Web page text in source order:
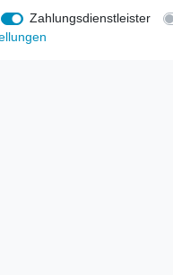
Über uns
Zahlungsdienstleister